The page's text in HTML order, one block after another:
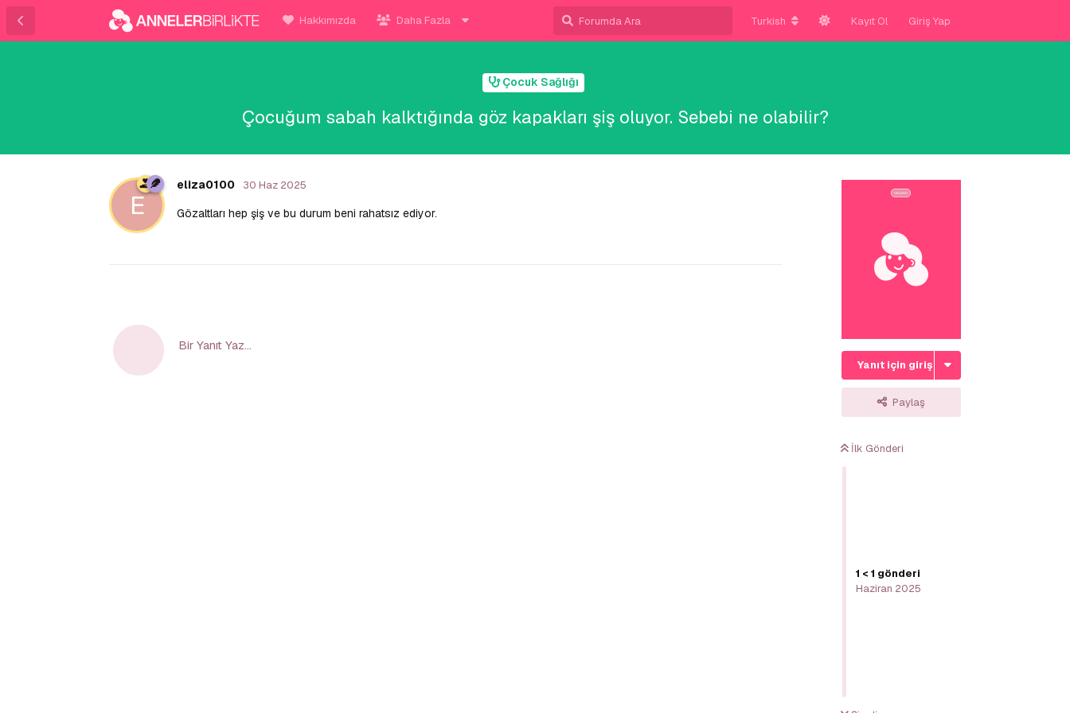
Hakkımızda Daha Fazla Turkish Kayıt Ol Giriş Yap
Çocuk Sağlığı
Çocuğum sabah kalktığında göz kapakları şiş oluyor. Sebebi ne olabilir?
Yanıt için giriş yap
Paylaş
İlk Gönderi
1 < 1 gönderi
Haziran 2025
E
eliza0100 30 Haz 2025
Gözaltları hep şiş ve bu durum beni rahatsız ediyor.
Bir Yanıt Yaz...